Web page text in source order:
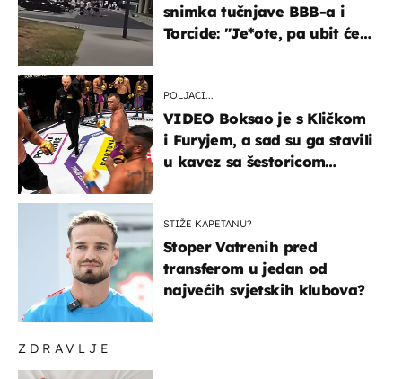
ZDRAVLJE
snimka tučnjave BBB-a i
Torcide: "Je*ote, pa ubit će
POLJACI...
VIDEO Boksao je s Kličkom
i Furyjem, a sad su ga stavili
u kavez sa šestoricom
STIŽE KAPETANU?
Stoper Vatrenih pred
transferom u jedan od
najvećih svjetskih klubova?